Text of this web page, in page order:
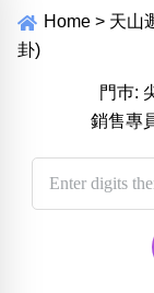
Home > 天山
卦)
門巿:
銷售專